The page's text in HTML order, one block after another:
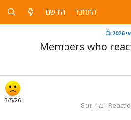
התחבר הירשם
Members who
3/5/26
נקודות 8